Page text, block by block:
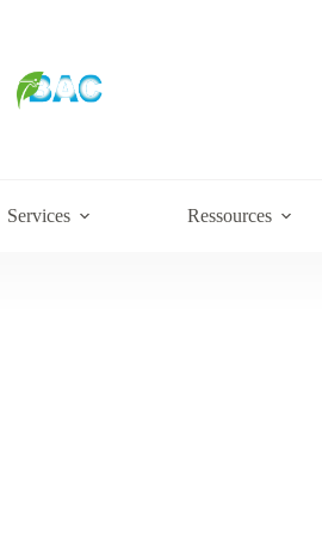
Services Ressources